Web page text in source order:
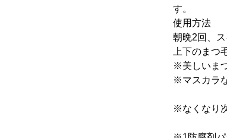
す。
使用方法
朝晩2回、
上下のまつ
※美しいま
※マスカラ
※なくなり